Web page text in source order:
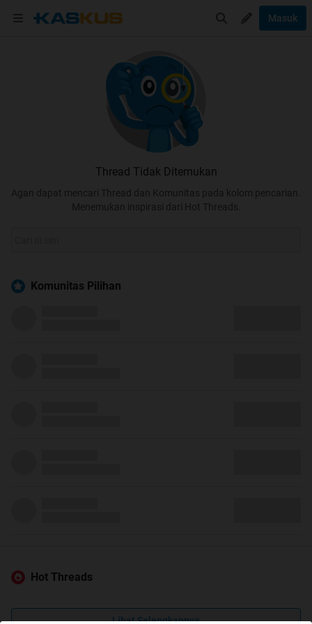
Masuk
Thread Tidak Ditemukan
Agan dapat mencari Thread dan Komunitas pada kolom pencarian.
Menemukan inspirasi dari Hot Threads.
Komunitas Pilihan
Hot Threads
Lihat Selengkapnya